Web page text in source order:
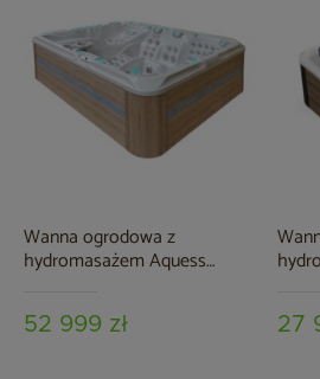
Wanna ogrodowa z
hydromasażem Aquess
Sterling White / OAK
52 999 zł 27